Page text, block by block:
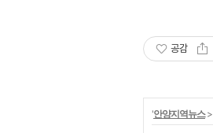
공감
'안양지역뉴스>